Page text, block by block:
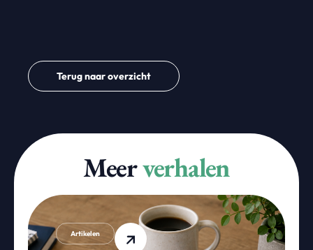
Terug naar overzicht
Meerverhalen
Artikelen